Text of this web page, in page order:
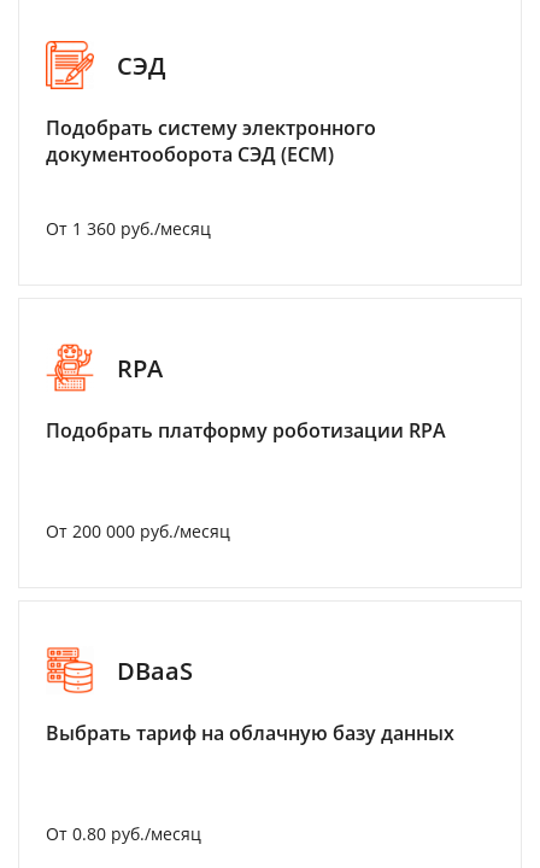
СЭД
Подобрать систему электронного
документооборота СЭД (ECM)
От 1 360 руб./месяц
RPA
Подобрать платформу роботизации RPA
От 200 000 руб./месяц
DBaaS
Выбрать тариф на облачную базу данных
От 0.80 руб./месяц